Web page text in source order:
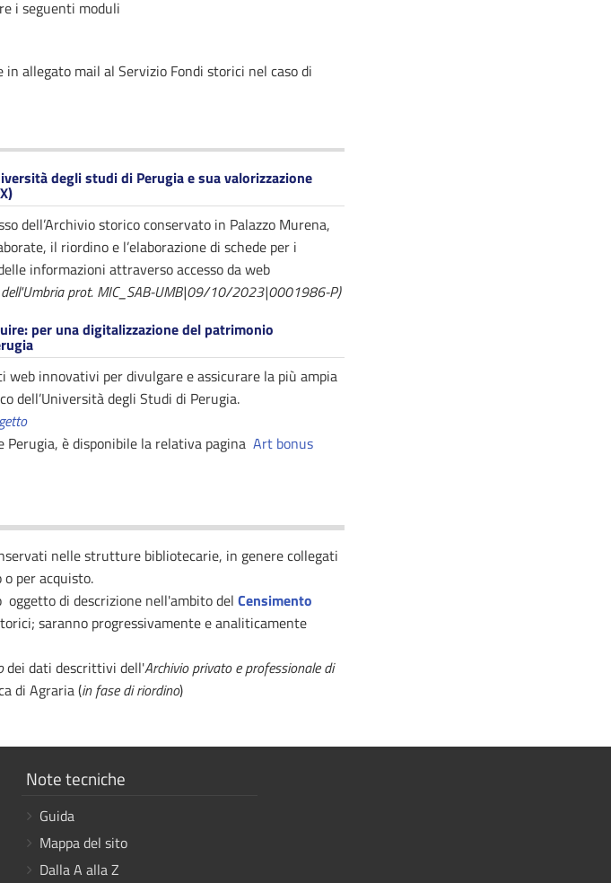
i seguenti moduli
allegato mail al Servizio Fondi storici nel caso di
degli studi di Perugia e sua valorizzazione
dell’Archivio storico conservato in Palazzo Murena,
il riordino e l’elaborazione di schede per i
informazioni attraverso accesso da web
dell'Umbria prot. MIC_SAB-UMB|09/10/2023|0001986-P)
per una digitalizzazione del patrimonio
innovativi per divulgare e assicurare la più ampia
dell’Università degli Studi di Perugia.
è disponibile la relativa pagina Art bonus
nelle strutture bibliotecarie, in genere collegati
per acquisto.
di descrizione nell'ambito del Censimento
saranno progressivamente e analiticamente
dei dati descrittivi dell'Archivio privato e professionale di
di Agraria (in fase di riordino)
Mostra
link
Note tecniche
Guida
Mappa del sito
Dalla A alla Z